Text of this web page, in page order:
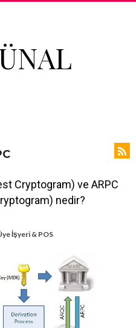
Cryptogram) ve ARPC
nedir?
İşyeri & POS